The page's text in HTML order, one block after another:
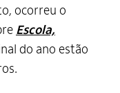
ocorreu o
Escola,
do ano estão